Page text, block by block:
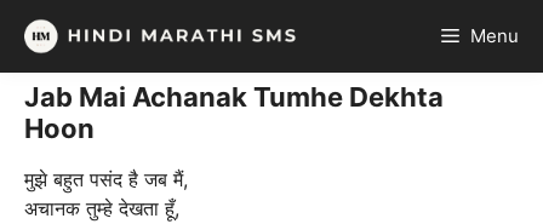
Skip
content
Menu
Jab Mai Achanak Tumhe Dekhta
Hoon
मुझे बहुत पसंद है जब मैं,
अचानक तुम्हे देखता हूँ,